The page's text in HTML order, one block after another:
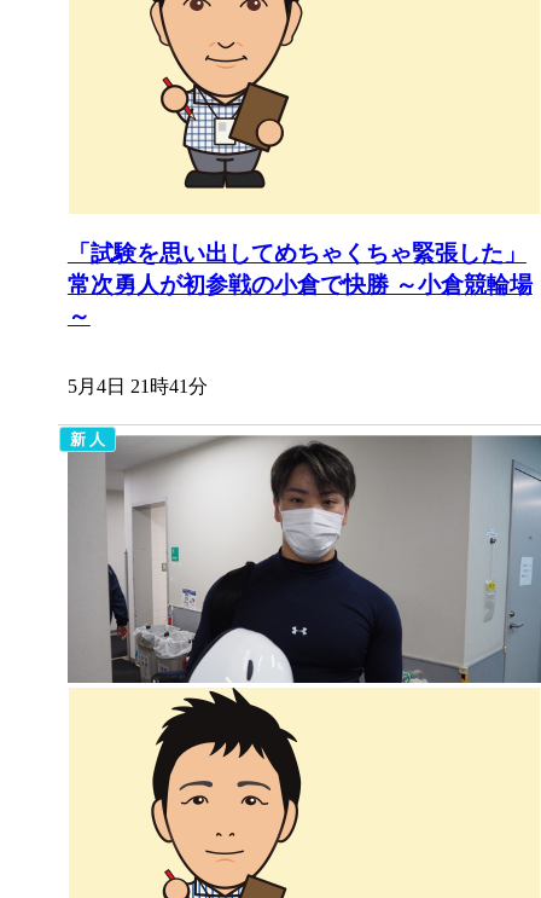
「試験を思い出してめちゃくちゃ緊張した」
常次勇人が初参戦の小倉で快勝 ～小倉競輪場
～
5月4日 21時41分